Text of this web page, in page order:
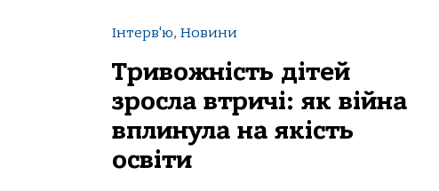
Інтерв'ю, Новини
Тривожність дітей
зросла втричі: як війна
вплинула на якість
освіти